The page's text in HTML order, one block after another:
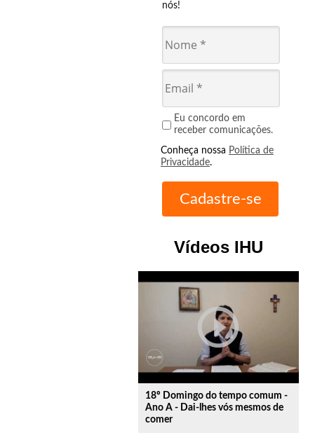
nós!
Eu concordo em
receber comunicações.
Conheça nossa Política de
Privacidade.
Vídeos IHU
play_circle_outline
18º Domingo do tempo comum -
Ano A - Dai-lhes vós mesmos de
comer